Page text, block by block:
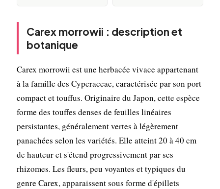
Carex morrowii : description et
botanique
Carex morrowii est une herbacée vivace appartenant
à la famille des Cyperaceae, caractérisée par son port
compact et touffus. Originaire du Japon, cette espèce
forme des touffes denses de feuilles linéaires
persistantes, généralement vertes à légèrement
panachées selon les variétés. Elle atteint 20 à 40 cm
de hauteur et s'étend progressivement par ses
rhizomes. Les fleurs, peu voyantes et typiques du
genre Carex, apparaissent sous forme d'épillets